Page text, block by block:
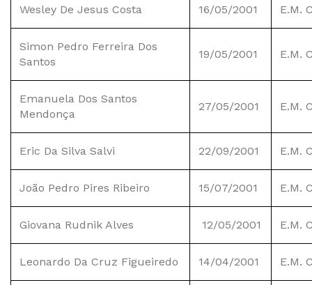
Wesley De Jesus Costa 16/05/2001 E.M.
Simon Pedro Ferreira Dos
Santos
19/05/2001 E.M.
Emanuela Dos Santos
Mendonça
27/05/2001 E.M.
Eric Da Silva Salvi 22/09/2001 E.M.
João Pedro Pires Ribeiro 15/07/2001 E.M.
Giovana Rudnik Alves 12/05/2001 E.M.
Leonardo Da Cruz Figueiredo 14/04/2001 E.M.